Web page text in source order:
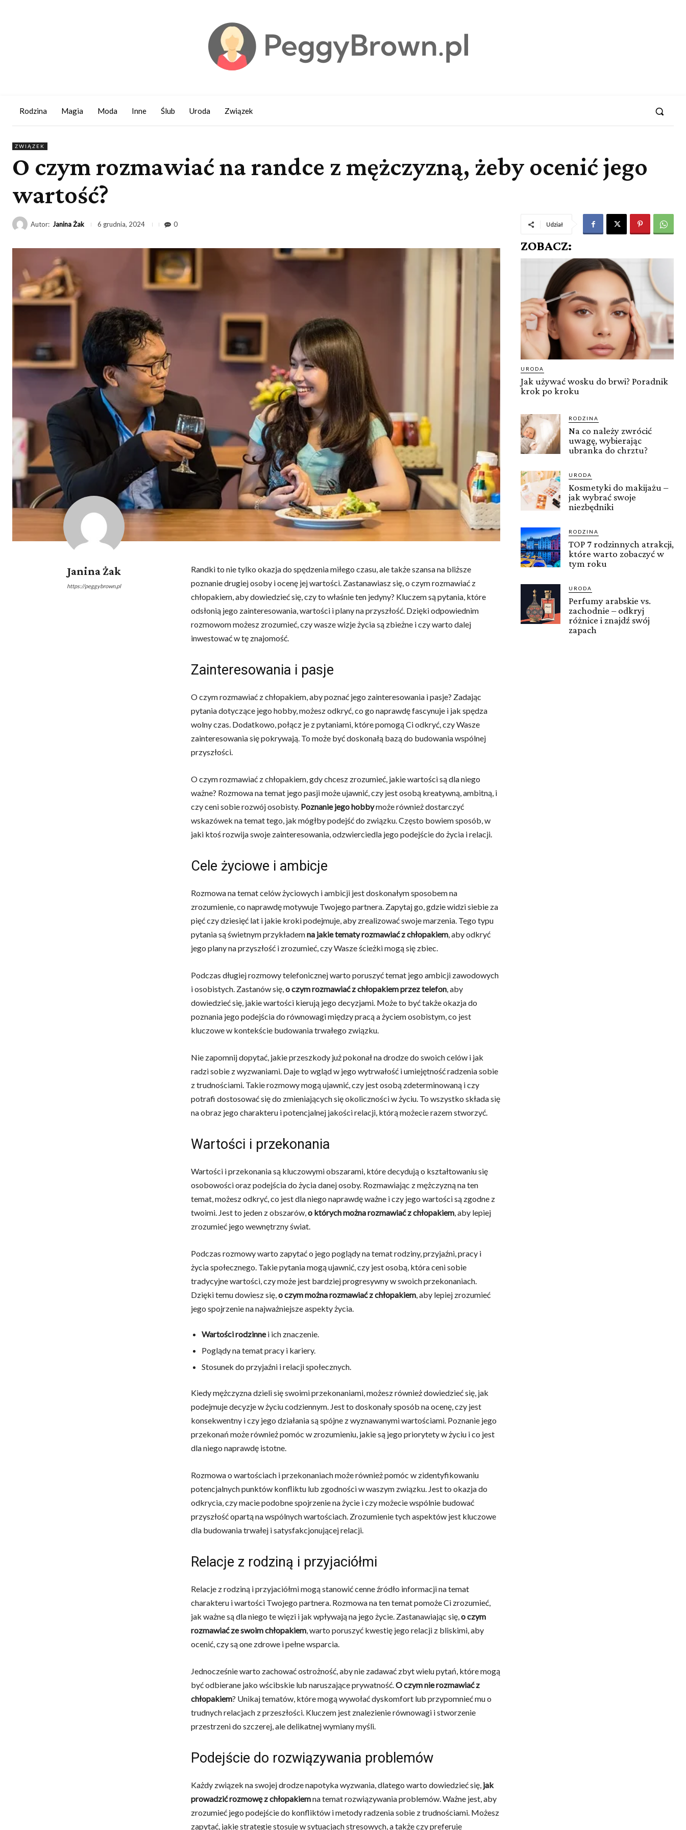
Rodzina Magia Moda Inne Ślub Uroda Związek
ZWIĄZEK
O czym rozmawiać na randce z mężczyzną, żeby ocenić jego
wartość?
Autor: Janina Żak 6 grudnia, 2024 0 Udział
Janina Żak
https://peggybrown.pl
Randki to nie tylko okazja do spędzenia miłego czasu, ale także szansa na bliższe
poznanie drugiej osoby i ocenę jej wartości. Zastanawiasz się, o czym rozmawiać z
chłopakiem, aby dowiedzieć się, czy to właśnie ten jedyny? Kluczem są pytania, które
odsłonią jego zainteresowania, wartości i plany na przyszłość. Dzięki odpowiednim
rozmowom możesz zrozumieć, czy wasze wizje życia są zbieżne i czy warto dalej
inwestować w tę znajomość.
Zainteresowania i pasje
O czym rozmawiać z chłopakiem, aby poznać jego zainteresowania i pasje? Zadając
pytania dotyczące jego hobby, możesz odkryć, co go naprawdę fascynuje i jak spędza
wolny czas. Dodatkowo, połącz je z pytaniami, które pomogą Ci odkryć, czy Wasze
zainteresowania się pokrywają. To może być doskonałą bazą do budowania wspólnej
przyszłości.
O czym rozmawiać z chłopakiem, gdy chcesz zrozumieć, jakie wartości są dla niego
ważne? Rozmowa na temat jego pasji może ujawnić, czy jest osobą kreatywną, ambitną, i
czy ceni sobie rozwój osobisty. Poznanie jego hobbymoże również dostarczyć
wskazówek na temat tego, jak mógłby podejść do związku. Często bowiem sposób, w
jaki ktoś rozwija swoje zainteresowania, odzwierciedla jego podejście do życia i relacji.
Cele życiowe i ambicje
Rozmowa na temat celów życiowych i ambicji jest doskonałym sposobem na
zrozumienie, co naprawdę motywuje Twojego partnera. Zapytaj go, gdzie widzi siebie za
pięć czy dziesięć lat i jakie kroki podejmuje, aby zrealizować swoje marzenia. Tego typu
pytania są świetnym przykłademna jakie tematy rozmawiać z chłopakiem, aby odkryć
jego plany na przyszłość i zrozumieć, czy Wasze ścieżki mogą się zbiec.
Podczas długiej rozmowy telefonicznej warto poruszyć temat jego ambicji zawodowych
i osobistych. Zastanów się,o czym rozmawiać z chłopakiem przez telefon, aby
dowiedzieć się, jakie wartości kierują jego decyzjami. Może to być także okazja do
poznania jego podejścia do równowagi między pracą a życiem osobistym, co jest
kluczowe w kontekście budowania trwałego związku.
Nie zapomnij dopytać, jakie przeszkody już pokonał na drodze do swoich celów i jak
radzi sobie z wyzwaniami. Daje to wgląd w jego wytrwałość i umiejętność radzenia sobie
z trudnościami. Takie rozmowy mogą ujawnić, czy jest osobą zdeterminowaną i czy
potrafi dostosować się do zmieniających się okoliczności w życiu. To wszystko składa się
na obraz jego charakteru i potencjalnej jakości relacji, którą możecie razem stworzyć.
Wartości i przekonania
Wartości i przekonania są kluczowymi obszarami, które decydują o kształtowaniu się
osobowości oraz podejścia do życia danej osoby. Rozmawiając z mężczyzną na ten
temat, możesz odkryć, co jest dla niego naprawdę ważne i czy jego wartości są zgodne z
twoimi. Jest to jeden z obszarów,o których można rozmawiać z chłopakiem, aby lepiej
zrozumieć jego wewnętrzny świat.
Podczas rozmowy warto zapytać o jego poglądy na temat rodziny, przyjaźni, pracy i
życia społecznego. Takie pytania mogą ujawnić, czy jest osobą, która ceni sobie
tradycyjne wartości, czy może jest bardziej progresywny w swoich przekonaniach.
Dzięki temu dowiesz się,o czym można rozmawiać z chłopakiem, aby lepiej zrozumieć
jego spojrzenie na najważniejsze aspekty życia.
Wartości rodzinnei ich znaczenie.
Poglądy na temat pracy i kariery.
Stosunek do przyjaźni i relacji społecznych.
Kiedy mężczyzna dzieli się swoimi przekonaniami, możesz również dowiedzieć się, jak
podejmuje decyzje w życiu codziennym. Jest to doskonały sposób na ocenę, czy jest
konsekwentny i czy jego działania są spójne z wyznawanymi wartościami. Poznanie jego
przekonań może również pomóc w zrozumieniu, jakie są jego priorytety w życiu i co jest
dla niego naprawdę istotne.
Rozmowa o wartościach i przekonaniach może również pomóc w zidentyfikowaniu
potencjalnych punktów konfliktu lub zgodności w waszym związku. Jest to okazja do
odkrycia, czy macie podobne spojrzenie na życie i czy możecie wspólnie budować
przyszłość opartą na wspólnych wartościach. Zrozumienie tych aspektów jest kluczowe
dla budowania trwałej i satysfakcjonującej relacji.
Relacje z rodziną i przyjaciółmi
Relacje z rodziną i przyjaciółmi mogą stanowić cenne źródło informacji na temat
charakteru i wartości Twojego partnera. Rozmowa na ten temat pomoże Ci zrozumieć,
jak ważne są dla niego te więzi i jak wpływają na jego życie. Zastanawiając się,o czym
rozmawiać ze swoim chłopakiem, warto poruszyć kwestię jego relacji z bliskimi, aby
ocenić, czy są one zdrowe i pełne wsparcia.
Jednocześnie warto zachować ostrożność, aby nie zadawać zbyt wielu pytań, które mogą
być odbierane jako wścibskie lub naruszające prywatność.O czym nie rozmawiać z
chłopakiem? Unikaj tematów, które mogą wywołać dyskomfort lub przypomnieć mu o
trudnych relacjach z przeszłości. Kluczem jest znalezienie równowagi i stworzenie
przestrzeni do szczerej, ale delikatnej wymiany myśli.
Podejście do rozwiązywania problemów
Każdy związek na swojej drodze napotyka wyzwania, dlatego warto dowiedzieć się, jak
prowadzić rozmowę z chłopakiemna temat rozwiązywania problemów. Ważne jest, aby
zrozumieć jego podejście do konfliktów i metody radzenia sobie z trudnościami. Możesz
zapytać, jakie strategie stosuje w sytuacjach stresowych, a także czy preferuje
ZOBACZ:
URODA
Jak używać wosku do brwi? Poradnik
krok po kroku
RODZINA
Na co należy zwrócić
uwagę, wybierając
ubranka do chrztu?
URODA
Kosmetyki do makijażu –
jak wybrać swoje
niezbędniki
RODZINA
TOP 7 rodzinnych atrakcji,
które warto zobaczyć w
tym roku
URODA
Perfumy arabskie vs.
zachodnie – odkryj
różnice i znajdź swój
zapach